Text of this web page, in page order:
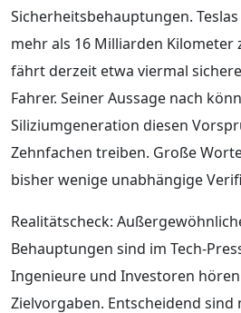
Sicherheitsbehauptungen.
mehr als 16 Milliarden Kilometer
fährt derzeit etwa viermal
Fahrer. Seiner Aussage nach
Siliziumgeneration diesen
Zehnfachen treiben. Große
bisher wenige unabhängige
Realitätscheck:
Behauptungen sind im Tech-
Ingenieure und Investoren
Zielvorgaben. Entscheidend sind